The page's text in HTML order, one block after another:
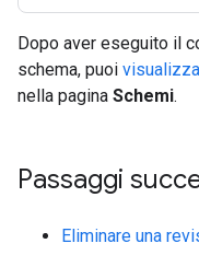
Dopo aver eseguito il
schema, puoi
nella pagina Schemi.
Passaggi
Eliminare una